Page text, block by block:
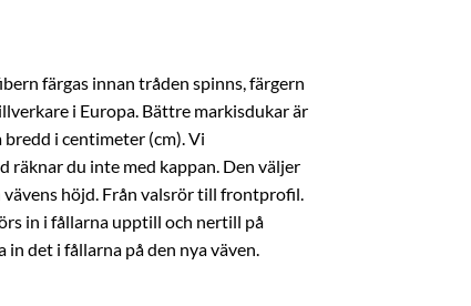
färgas innan tråden spinns, färgern
i Europa. Bättre markisdukar är
i centimeter (cm). Vi
räknar du inte med kappan. Den väljer
vävens höjd. Från valsrör till frontprofil.
in i fållarna upptill och nertill på
det i fållarna på den nya väven.